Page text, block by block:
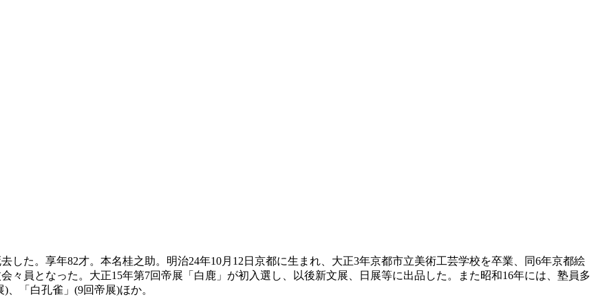
した。享年82才。本名桂之助。明治24年10月12日京都に生まれ、大正3年京都市立美術工芸学校を卒業、同6年京都絵
々員となった。大正15年第7回帝展「白鹿」が初入選し、以後新文展、日展等に出品した。また昭和16年には、塾員多
「白孔雀」(9回帝展)ほか。